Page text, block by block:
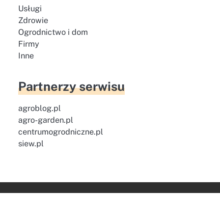
Usługi
Zdrowie
Ogrodnictwo i dom
Firmy
Inne
Partnerzy serwisu
agroblog.pl
agro-garden.pl
centrumogrodniczne.pl
siew.pl